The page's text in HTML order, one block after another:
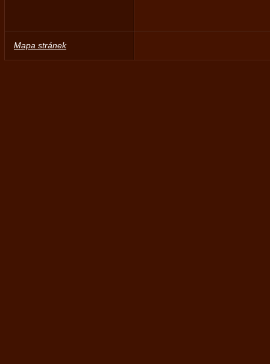
Mapa stránek